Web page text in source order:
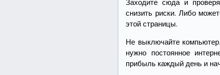
снизить риски. Либо
этой страницы.
Не выключайте
нужно постоянное
прибыль каждый день и